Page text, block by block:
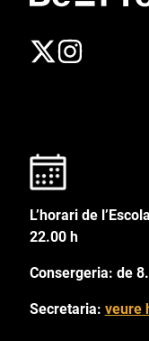
L’horari de
22.00 h
Consergeria: de
Secretaria: veure